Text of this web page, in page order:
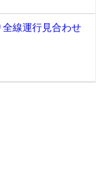
線運行見合わせ